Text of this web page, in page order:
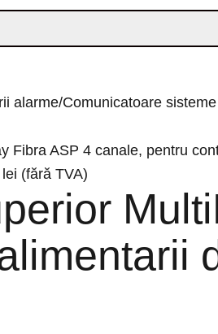
alarme Comunicatoare
(fără TVA)